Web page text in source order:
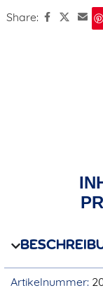
Share:
Artikelnummer: